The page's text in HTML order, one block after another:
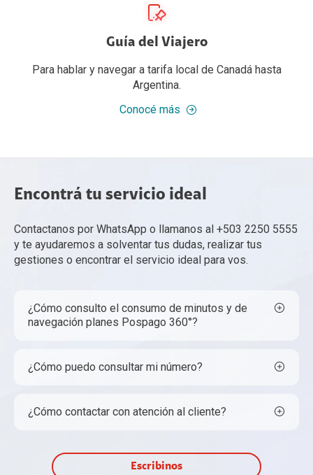
Guía del Viajero
Para hablar y navegar a tarifa local de Canadá hasta
Argentina.
Conocé más
Encontrá tu servicio ideal
Contactanos por WhatsApp o llamanos al +503 2250 5555
y te ayudaremos a solventar tus dudas, realizar tus
gestiones o encontrar el servicio ideal para vos.
¿Cómo consulto el consumo de minutos y de
navegación planes Pospago 360°?
¿Cómo puedo consultar mi número?
¿Cómo contactar con atención al cliente?
Escribinos